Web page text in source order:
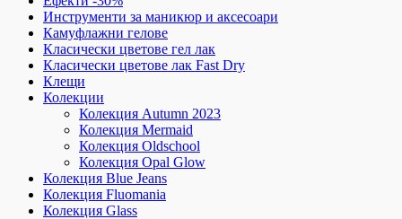
Инструменти за маникюр и аксесоари
Камуфлажни гелове
Класически цветове гел лак
Класически цветове лак Fast Dry
Клещи
Колекции
Колекция Autumn 2023
Колекция Mermaid
Колекция Oldschool
Колекция Opal Glow
Колекция Blue Jeans
Колекция Fluomania
Колекция Glass